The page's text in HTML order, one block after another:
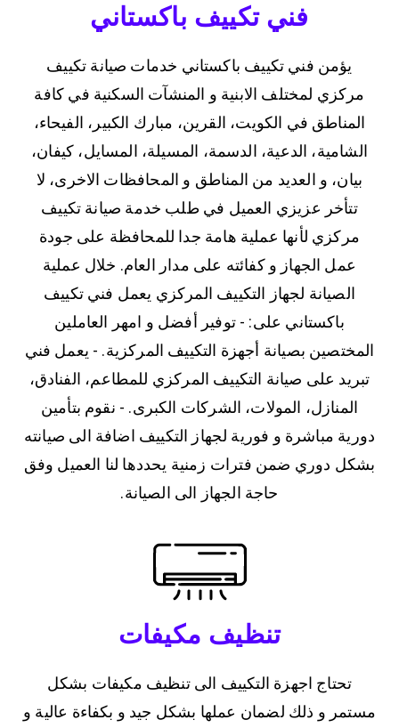
فني تكييف باكستاني
يؤمن فني تكييف باكستاني خدمات صيانة تكييف
مركزي لمختلف الابنية و المنشآت السكنية في كافة
المناطق في الكويت، القرين، مبارك الكبير، الفيحاء،
الشامية، الدعية، الدسمة، المسيلة، المسايل، كيفان،
بيان، و العديد من المناطق و المحافظات الاخرى، لا
تتأخر عزيزي العميل في طلب خدمة صيانة تكييف
مركزي لأنها عملية هامة جدا للمحافظة على جودة
عمل الجهاز و كفائته على مدار العام. خلال عملية
الصيانة لجهاز التكييف المركزي يعمل فني تكييف
باكستاني على: - توفير أفضل و امهر العاملين
المختصين بصيانة أجهزة التكييف المركزية. - يعمل فني
تبريد على صيانة التكييف المركزي للمطاعم، الفنادق،
المنازل، المولات، الشركات الكبرى. - نقوم بتأمين
دورية مباشرة و فورية لجهاز التكييف اضافة الى صيانته
بشكل دوري ضمن فترات زمنية يحددها لنا العميل وفق
حاجة الجهاز الى الصيانة.
تنظيف مكيفات
تحتاج اجهزة التكييف الى تنظيف مكيفات بشكل
مستمر و ذلك لضمان عملها بشكل جيد و بكفاءة عالية و